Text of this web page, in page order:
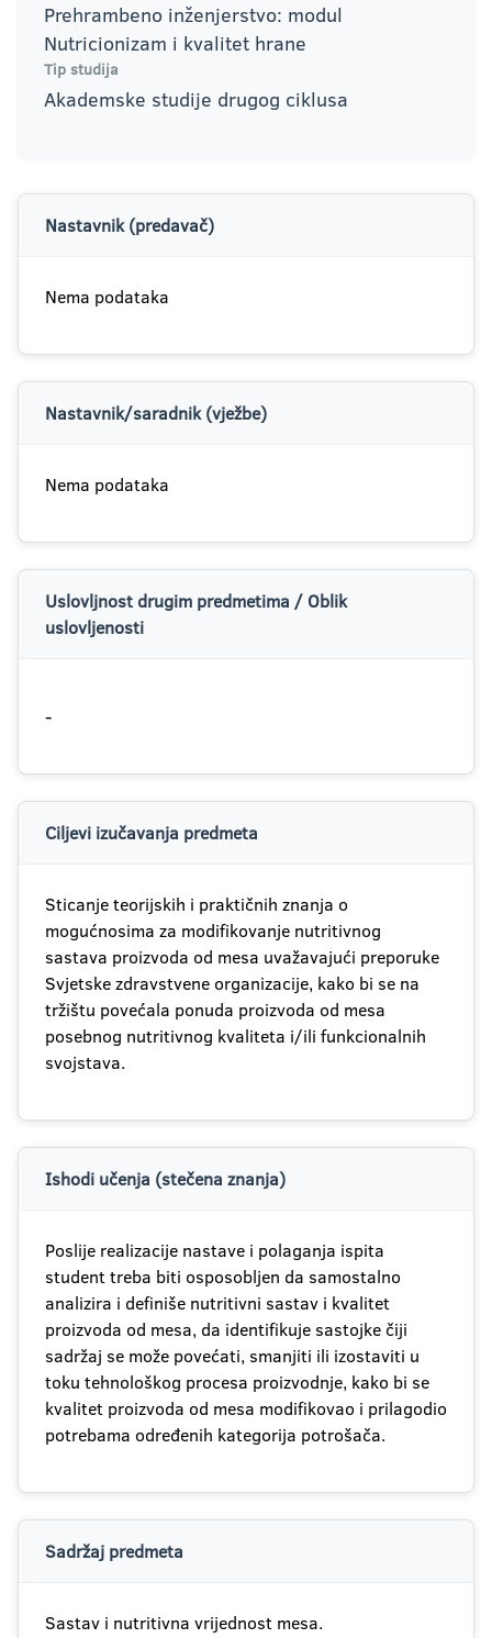
Prehrambeno inženjerstvo: modul
Nutricionizam i kvalitet hrane
Tip studija
Akademske studije drugog ciklusa
Nastavnik (predavač)
Nema podataka
Nastavnik/saradnik (vježbe)
Nema podataka
Uslovljnost drugim predmetima / Oblik
uslovljenosti
-
Ciljevi izučavanja predmeta
Sticanje teorijskih i praktičnih znanja o
mogućnosima za modifikovanje nutritivnog
sastava proizvoda od mesa uvažavajući preporuke
Svjetske zdravstvene organizacije, kako bi se na
tržištu povećala ponuda proizvoda od mesa
posebnog nutritivnog kvaliteta i/ili funkcionalnih
svojstava.
Ishodi učenja (stečena znanja)
Poslije realizacije nastave i polaganja ispita
student treba biti osposobljen da samostalno
analizira i definiše nutritivni sastav i kvalitet
proizvoda od mesa, da identifikuje sastojke čiji
sadržaj se može povećati, smanjiti ili izostaviti u
toku tehnološkog procesa proizvodnje, kako bi se
kvalitet proizvoda od mesa modifikovao i prilagodio
potrebama određenih kategorija potrošača.
Sadržaj predmeta
Sastav i nutritivna vrijednost mesa.